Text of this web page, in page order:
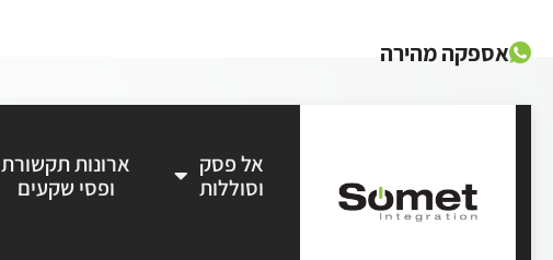
אספקה מהירה
אל פסק
וסוללות
ארונות תקשורת
ופסי שקעים